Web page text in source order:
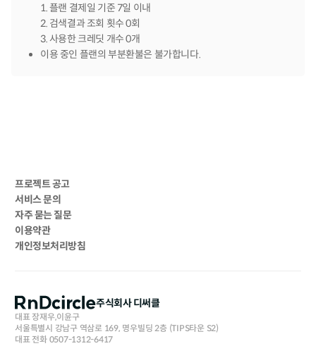
1. 플랜 결제일 기준 7일 이내
2. 검색결과 조회 횟수 0회
3. 사용한 크레딧 개수 0개
이용 중인 플랜의 부분환불은 불가합니다.
프로젝트 공고
서비스 문의
자주 묻는 질문
이용약관
개인정보처리방침
주식회사 디써클
대표 장재우,이윤구
서울특별시 강남구 역삼로 169, 명우빌딩 2층 (TIPS타운 S2)
대표 전화 0507-1312-6417